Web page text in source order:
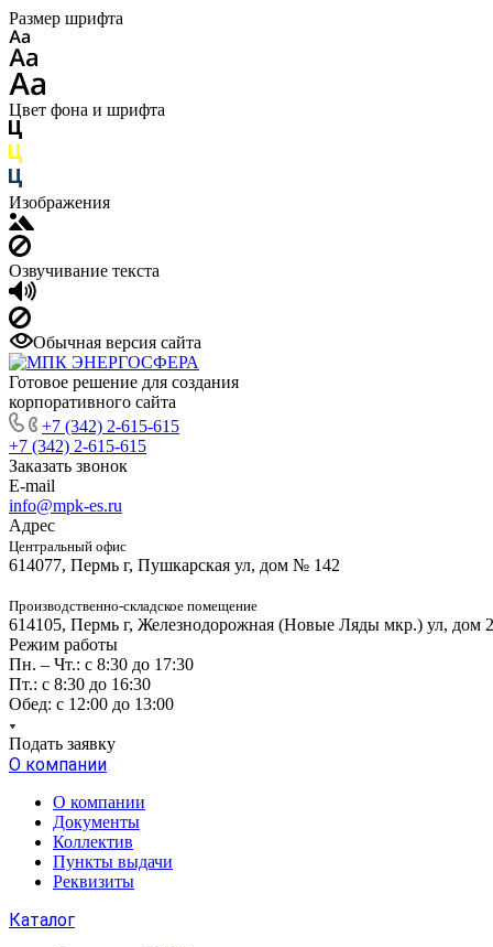
Размер шрифта
Цвет фона и шрифта
Изображения
Озвучивание текста
Обычная версия сайта
Готовое решение для создания
корпоративного сайта
+7 (342) 2-615-615
+7 (342) 2-615-615
Заказать звонок
E-mail
info@mpk-es.ru
Адрес
Центральный офис
614077, Пермь г, Пушкарская ул, дом № 142
Производственно-складское помещение
614105, Пермь г, Железнодорожная (Новые Ляды мкр.) ул, дом
Режим работы
Пн. – Чт.: с 8:30 до 17:30
Пт.: с 8:30 до 16:30
Обед: с 12:00 до 13:00
Подать заявку
О компании
О компании
Документы
Коллектив
Пункты выдачи
Реквизиты
Каталог